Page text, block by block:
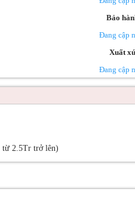
Bảo
Đang cập
Xuất
Đang cập
từ 2.5Tr trở lên)